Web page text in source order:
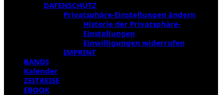
DATENSCHUTZ
Privatsphäre-Einstellungen ändern
Historie der Privatsphäre-
Einstellungen
Einwilligungen widerrufen
IMPRINT
BANDS
Kalender
ZEITREISE
EBOOK